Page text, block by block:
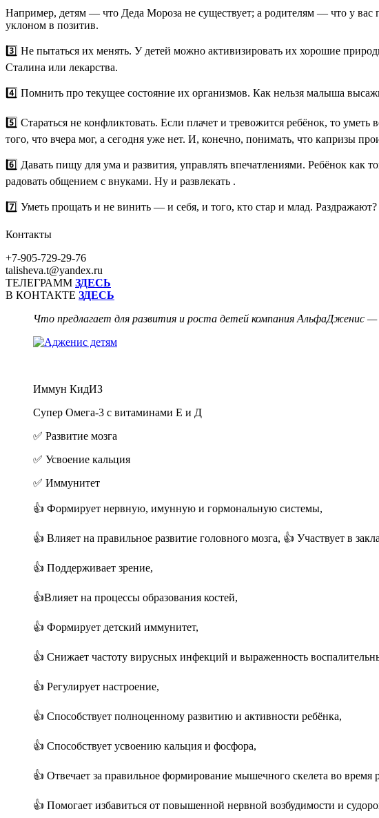
Например, детям — что Деда Мороза не существует; а родителям — что у
уклоном в позитив.
3️⃣ Не пытаться их менять. У детей можно активизировать их хорошие
Сталина или лекарства.
4️⃣ Помнить про текущее состояние их организмов. Как нельзя малыша
5️⃣ Стараться не конфликтовать. Если плачет и тревожится ребёнок, то
того, что вчера мог, а сегодня уже нет. И, конечно, понимать, что капризы
6️⃣ Давать пищу для ума и развития, управлять впечатлениями. Ребёнок
радовать общением с внуками. Ну и развлекать .
7️⃣ Уметь прощать и не винить — и себя, и того, кто стар и млад.
Контакты
+7-905-729-29-76
talisheva.t@yandex.ru
ТЕЛЕГРАММ ЗДЕСЬ
В КОНТАКТЕ ЗДЕСЬ
Что предлагает для развития и роста детей компания АльфаДженис
Иммун КидИЗ
Супер Омега-3 с витаминами Е и Д
✅ Развитие мозга
✅ Усвоение кальция
✅ Иммунитет
👍 Формирует нервную, имунную и гормональную системы,
👍 Влияет на правильное развитие головного мозга, 👍 Участвует в
👍 Поддерживает зрение,
👍Влияет на процессы образования костей,
👍 Формирует детский иммунитет,
👍 Снижает частоту вирусных инфекций и выраженность
👍 Регулирует настроение,
👍 Способствует полноценному развитию и активности ребёнка,
👍 Способствует усвоению кальция и фосфора,
👍 Отвечает за правильное формирование мышечного скелета во время
👍 Помогает избавиться от повышенной нервной возбудимости и